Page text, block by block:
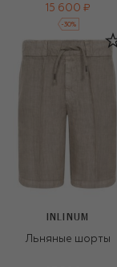
15 600 ₽
-30%
INLINUM
Льняные шорты